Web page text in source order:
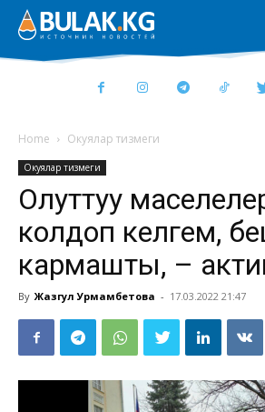
Home Окуялар тизмеги
Окуялар тизмеги
Олуттуу
колдоп келгем,
кармашты, –
By Жазгул Урмамбетова - 17.03.2022 21:47